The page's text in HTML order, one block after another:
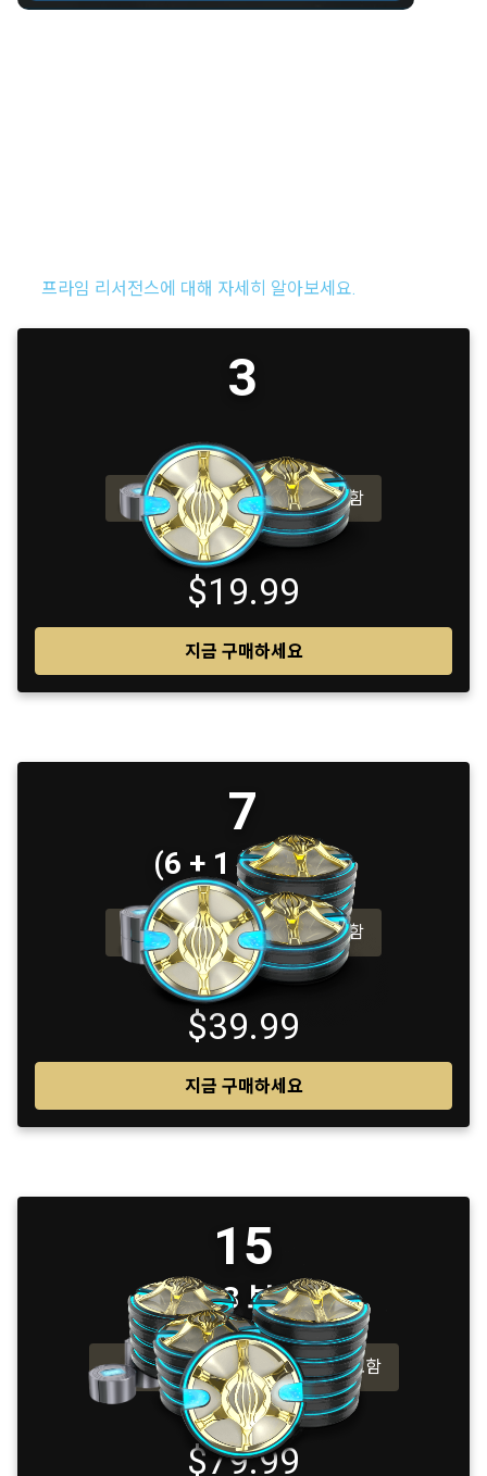
프라임 리서전스에 대해 자세히 알아보세요.
3
200 보너스 플래티넘 포함
$19.99
지금 구매하세요
7
(6 + 1 보너스)
400 보너스 플래티넘 포함
$39.99
지금 구매하세요
15
(12 + 3 보너스)
1200 보너스 플래티넘 포함
$79.99